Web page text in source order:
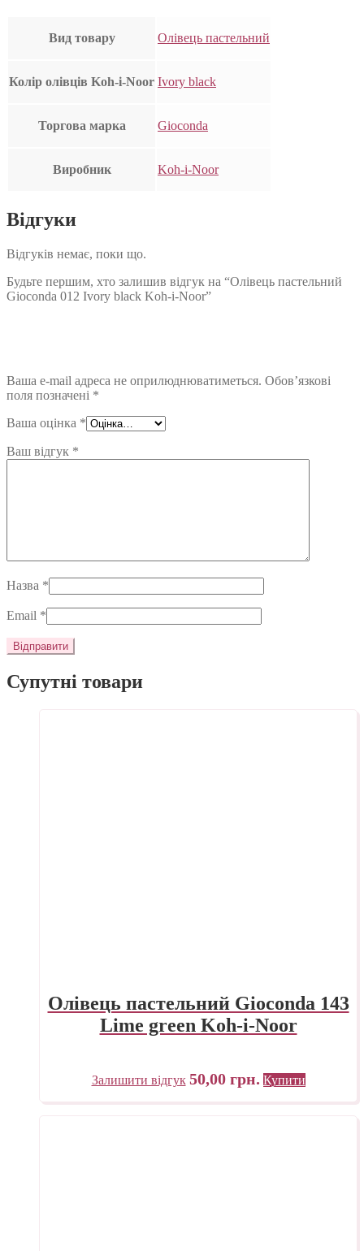
Вид товару Олівець пастельний
Колір олівців Koh-i-Noor Ivory black
Торгова марка Gioconda
Виробник Koh-i-Noor
Відгуки
Відгуків немає, поки що.
Будьте першим, хто залишив відгук на “Олівець пастельний
Gioconda 012 Ivory black Koh-i-Noor”
Ваша e-mail адреса не оприлюднюватиметься. Обов’язкові
поля позначені *
Ваша оцінка *
Ваш відгук *
Назва *
Email *
Супутні товари
Олівець пастельний Gioconda 143
Lime green Koh-i-Noor
Залишити відгук 50,00 грн. Купити